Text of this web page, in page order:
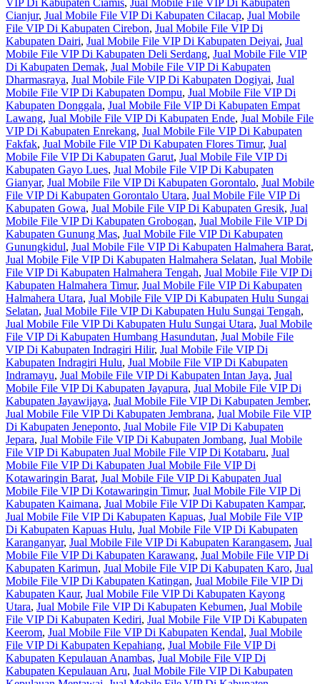
Cianjur, Jual Mobile File VIP Di Kabupaten Cilacap, Jual Mobile
File VIP Di Kabupaten Cirebon, Jual Mobile File VIP Di
Kabupaten Dairi, Jual Mobile File VIP Di Kabupaten Deiyai, Jual
Mobile File VIP Di Kabupaten Deli Serdang, Jual Mobile File VIP
Di Kabupaten Demak, Jual Mobile File VIP Di Kabupaten
Dharmasraya, Jual Mobile File VIP Di Kabupaten Dogiyai, Jual
Mobile File VIP Di Kabupaten Dompu, Jual Mobile File VIP Di
Kabupaten Donggala, Jual Mobile File VIP Di Kabupaten Empat
Lawang, Jual Mobile File VIP Di Kabupaten Ende, Jual Mobile File
VIP Di Kabupaten Enrekang, Jual Mobile File VIP Di Kabupaten
Fakfak, Jual Mobile File VIP Di Kabupaten Flores Timur, Jual
Mobile File VIP Di Kabupaten Garut, Jual Mobile File VIP Di
Kabupaten Gayo Lues, Jual Mobile File VIP Di Kabupaten
Gianyar, Jual Mobile File VIP Di Kabupaten Gorontalo, Jual Mobile
File VIP Di Kabupaten Gorontalo Utara, Jual Mobile File VIP Di
Kabupaten Gowa, Jual Mobile File VIP Di Kabupaten Gresik, Jual
Mobile File VIP Di Kabupaten Grobogan, Jual Mobile File VIP Di
Kabupaten Gunung Mas, Jual Mobile File VIP Di Kabupaten
Gunungkidul, Jual Mobile File VIP Di Kabupaten Halmahera Barat,
Jual Mobile File VIP Di Kabupaten Halmahera Selatan, Jual Mobile
File VIP Di Kabupaten Halmahera Tengah, Jual Mobile File VIP Di
Kabupaten Halmahera Timur, Jual Mobile File VIP Di Kabupaten
Halmahera Utara, Jual Mobile File VIP Di Kabupaten Hulu Sungai
Selatan, Jual Mobile File VIP Di Kabupaten Hulu Sungai Tengah,
Jual Mobile File VIP Di Kabupaten Hulu Sungai Utara, Jual Mobile
File VIP Di Kabupaten Humbang Hasundutan, Jual Mobile File
VIP Di Kabupaten Indragiri Hilir, Jual Mobile File VIP Di
Kabupaten Indragiri Hulu, Jual Mobile File VIP Di Kabupaten
Indramayu, Jual Mobile File VIP Di Kabupaten Intan Jaya, Jual
Mobile File VIP Di Kabupaten Jayapura, Jual Mobile File VIP Di
Kabupaten Jayawijaya, Jual Mobile File VIP Di Kabupaten Jember,
Jual Mobile File VIP Di Kabupaten Jembrana, Jual Mobile File VIP
Di Kabupaten Jeneponto, Jual Mobile File VIP Di Kabupaten
Jepara, Jual Mobile File VIP Di Kabupaten Jombang, Jual Mobile
File VIP Di Kabupaten Jual Mobile File VIP Di Kotabaru, Jual
Mobile File VIP Di Kabupaten Jual Mobile File VIP Di
Kotawaringin Barat, Jual Mobile File VIP Di Kabupaten Jual
Mobile File VIP Di Kotawaringin Timur, Jual Mobile File VIP Di
Kabupaten Kaimana, Jual Mobile File VIP Di Kabupaten Kampar,
Jual Mobile File VIP Di Kabupaten Kapuas, Jual Mobile File VIP
Di Kabupaten Kapuas Hulu, Jual Mobile File VIP Di Kabupaten
Karanganyar, Jual Mobile File VIP Di Kabupaten Karangasem, Jual
Mobile File VIP Di Kabupaten Karawang, Jual Mobile File VIP Di
Kabupaten Karimun, Jual Mobile File VIP Di Kabupaten Karo, Jual
Mobile File VIP Di Kabupaten Katingan, Jual Mobile File VIP Di
Kabupaten Kaur, Jual Mobile File VIP Di Kabupaten Kayong
Utara, Jual Mobile File VIP Di Kabupaten Kebumen, Jual Mobile
File VIP Di Kabupaten Kediri, Jual Mobile File VIP Di Kabupaten
Keerom, Jual Mobile File VIP Di Kabupaten Kendal, Jual Mobile
File VIP Di Kabupaten Kepahiang, Jual Mobile File VIP Di
Kabupaten Kepulauan Anambas, Jual Mobile File VIP Di
Kabupaten Kepulauan Aru, Jual Mobile File VIP Di Kabupaten